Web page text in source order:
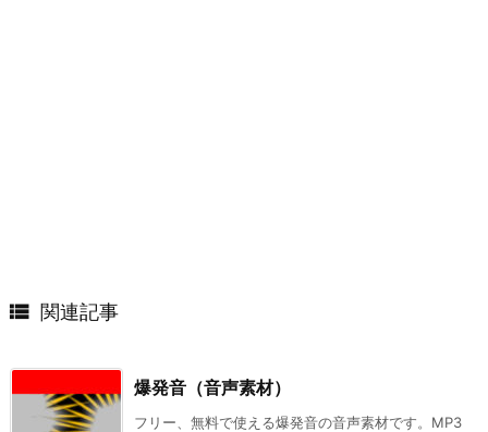
 関連記事
爆発音（音声素材）
フリー、無料で使える爆発音の音声素材です。MP3